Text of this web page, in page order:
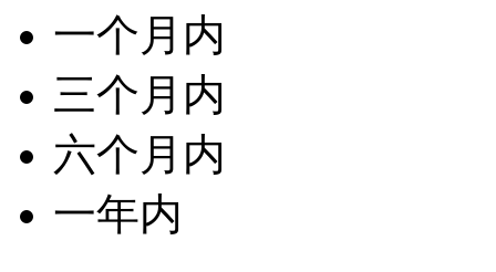
一个月内
三个月内
六个月内
一年内